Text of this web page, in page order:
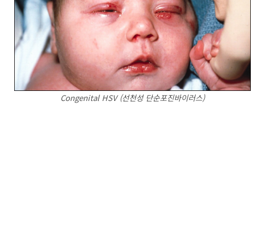
Congenital HSV (선천성 단순포진바이러스)